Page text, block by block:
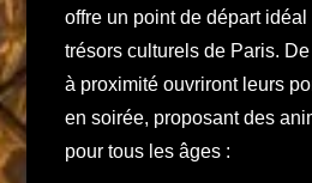
offre un point de départ
trésors culturels de Paris.
à proximité ouvriront leurs
en soirée, proposant des
pour tous les âges :